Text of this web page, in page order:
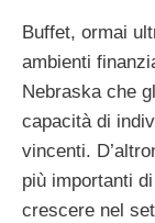
Buffet, ormai
ambienti
Nebraska che
capacità di
vincenti.
più importanti
crescere nel